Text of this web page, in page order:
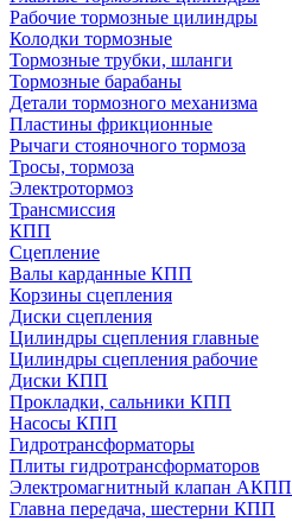
Рабочие тормозные цилиндры
Колодки тормозные
Тормозные трубки, шланги
Тормозные барабаны
Детали тормозного механизма
Пластины фрикционные
Рычаги стояночного тормоза
Тросы, тормоза
Электротормоз
Трансмиссия
КПП
Сцепление
Валы карданные КПП
Корзины сцепления
Диски сцепления
Цилиндры сцепления главные
Цилиндры сцепления рабочие
Диски КПП
Прокладки, сальники КПП
Насосы КПП
Гидротрансформаторы
Плиты гидротрансформаторов
Электромагнитный клапан АКПП
Главна передача, шестерни КПП